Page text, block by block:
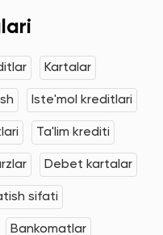
Kartalar
Iste'mol kreditlari
Ta'lim krediti
Debet kartalar
sifati
Bankomatlar